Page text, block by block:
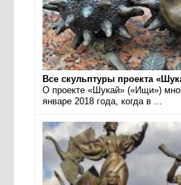
Все скульптуры проекта
О проекте «Шукай» («Ищи»)
январе 2018 года, когда в ...